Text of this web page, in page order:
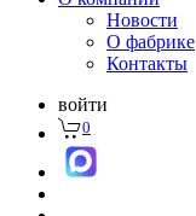
Новости
О фабрике
Контакты
войти
0